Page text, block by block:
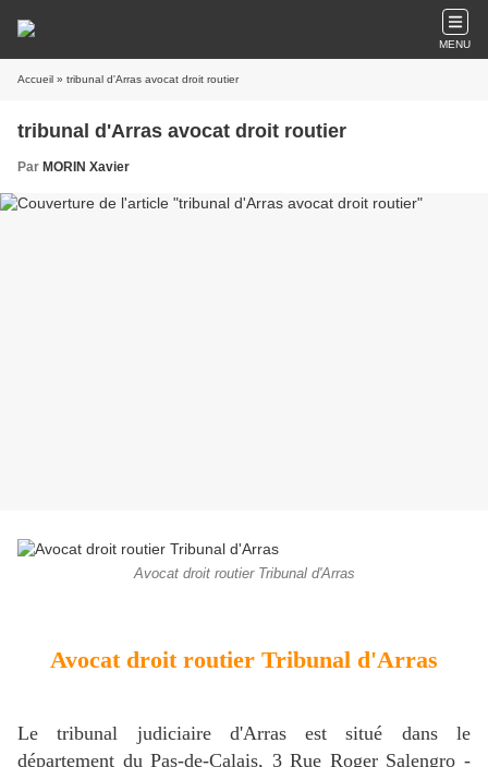
MENU
Accueil » tribunal d'Arras avocat droit routier
tribunal d'Arras avocat droit routier
Par MORIN Xavier
Avocat droit routier Tribunal d'Arras
Avocat droit routier Tribunal d'Arras
Le tribunal judiciaire d'Arras est situé dans le
département du Pas-de-Calais, 3 Rue Roger Salengro -